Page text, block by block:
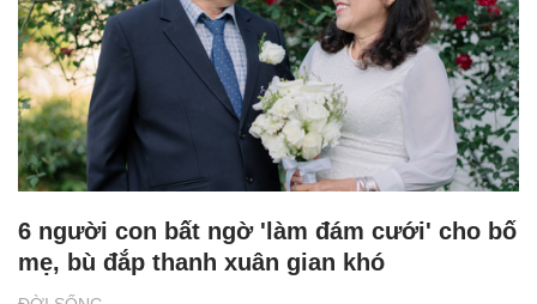
6 người con bất ngờ 'làm đám cưới' cho bố
mẹ, bù đắp thanh xuân gian khó